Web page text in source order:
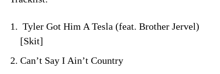
Tyler Got Him A Tesla (feat. Brother Jervel)
[Skit]
Can’t Say I Ain’t Country